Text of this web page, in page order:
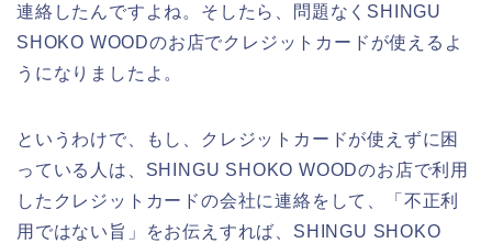
連絡したんですよね。そしたら、問題なくSHINGU
SHOKO WOODのお店でクレジットカードが使えるよ
うになりましたよ。
というわけで、もし、クレジットカードが使えずに困
っている人は、SHINGU SHOKO WOODのお店で利用
したクレジットカードの会社に連絡をして、「不正利
用ではない旨」をお伝えすれば、SHINGU SHOKO